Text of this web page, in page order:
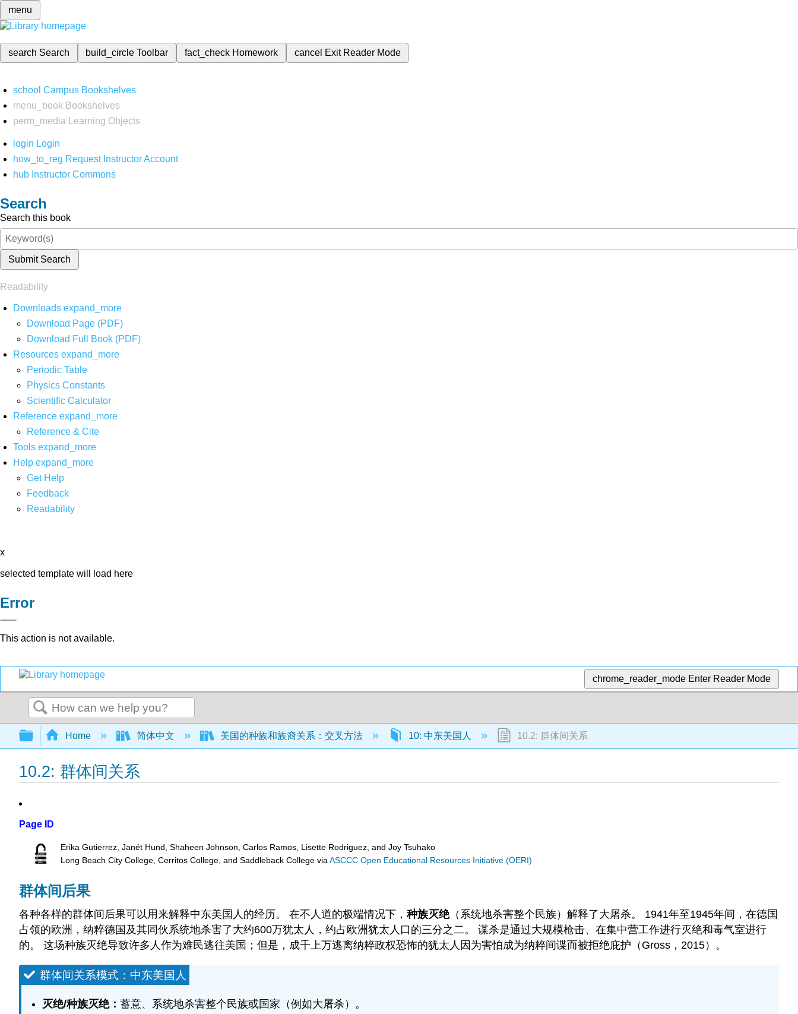
menu
search Search build_circleToolbar fact_check Homework cancel Exit Reader Mode
school Campus Bookshelves
menu_book Bookshelves
perm_media
Learning Objects
login Login
how_to_reg Request Instructor Account
hub Instructor Commons
Search
Search this book
Submit Search
Readability
Downloads expand_more
Download Page (PDF)
Download Full Book (PDF)
Resources expand_more
Periodic Table
Physics Constants
Scientific Calculator
Reference expand_more
Reference & Cite
Tools expand_more
Help expand_more
Get Help
Feedback
Readability
x
selected template will load here
Error
This action is not available.
chrome_reader_mode Enter Reader Mode
Search
Expand/collapse global hierarchy
Home 简体中文 美国的种族和族裔关系：交叉方法 10: 中东美国人 10.2: 群体间关系
10.2: 群体间关系
Page ID
Erika Gutierrez, Janét Hund, Shaheen Johnson, Carlos Ramos, Lisette Rodriguez, and Joy Tsuhako
Long Beach City College, Cerritos College, and Saddleback College viaASCCC Open Educational Resources Initiative (OERI)
群体间后果
各种各样的群体间后果可以用来解释中东美国人的经历。 在不人道的极端情况下， 种族灭绝（系统地杀害整个民族）解释了大屠杀。 1941年至1945年间，在德国
占领的欧洲，纳粹德国及其同伙系统地杀害了大约600万犹太人，约占欧洲犹太人口的三分之二。 谋杀是通过大规模枪击、在集中营工作进行灭绝和毒气室进行
的。 这场种族灭绝导致许多人作为难民逃往美国；但是，成千上万逃离纳粹政权恐怖的犹太人因为害怕成为纳粹间谍而被拒绝庇护（Gross，2015）。
群体间关系模式：中东美国人
灭绝/种族灭绝： 蓄意、系统地杀害整个民族或国家（例如大屠杀）。